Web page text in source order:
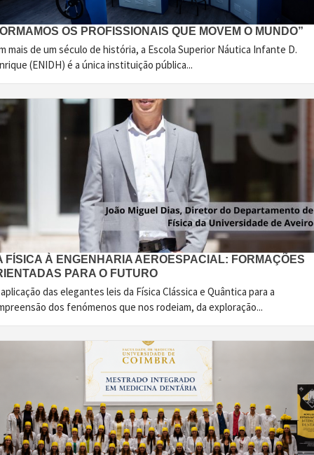
OS PROFISSIONAIS QUE MOVEM O MUNDO”
mais de um século de história, a Escola Superior Náutica Infante D.
(ENIDH) é a única instituição pública...
FÍSICA À ENGENHARIA AEROESPACIAL: FORMAÇÕES
PARA O FUTURO
das elegantes leis da Física Clássica e Quântica para a
dos fenómenos que nos rodeiam, da exploração...